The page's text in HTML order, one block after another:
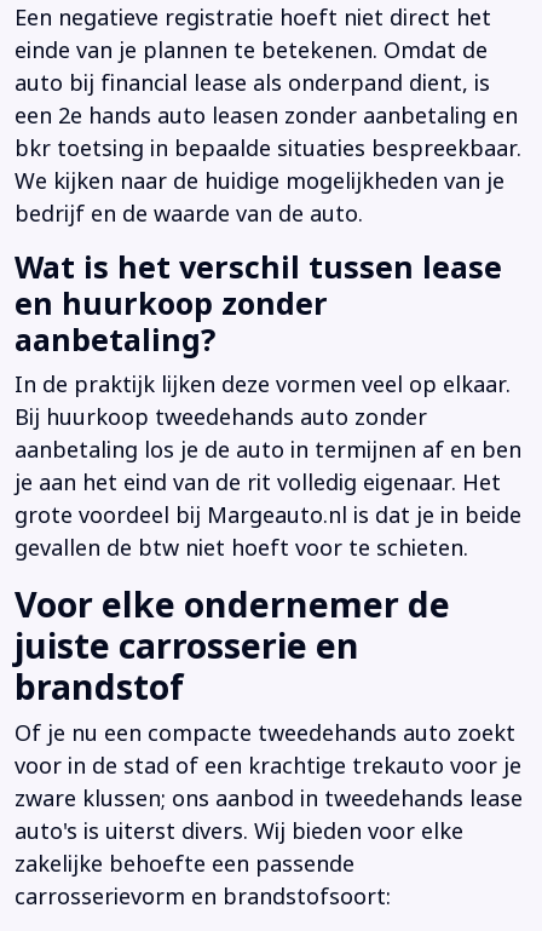
Een negatieve registratie hoeft niet direct het
einde van je plannen te betekenen. Omdat de
auto bij financial lease als onderpand dient, is
een 2e hands auto leasen zonder aanbetaling en
bkr toetsing in bepaalde situaties bespreekbaar.
We kijken naar de huidige mogelijkheden van je
bedrijf en de waarde van de auto.
Wat is het verschil tussen lease
en huurkoop zonder
aanbetaling?
In de praktijk lijken deze vormen veel op elkaar.
Bij huurkoop tweedehands auto zonder
aanbetaling los je de auto in termijnen af en ben
je aan het eind van de rit volledig eigenaar. Het
grote voordeel bij Margeauto.nl is dat je in beide
gevallen de btw niet hoeft voor te schieten.
Voor elke ondernemer de
juiste carrosserie en
brandstof
Of je nu een compacte tweedehands auto zoekt
voor in de stad of een krachtige trekauto voor je
zware klussen; ons aanbod in tweedehands lease
auto's is uiterst divers. Wij bieden voor elke
zakelijke behoefte een passende
carrosserievorm en brandstofsoort: